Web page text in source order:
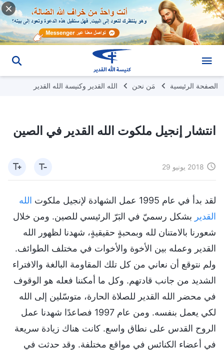
الصفحة الرئيسية مَن نحن الله القدير وكنيسة الله القدير
انتشار إنجيل ملكوت الله القدير في الصين
2018 يونيو 29
لقد بدأ في عام 1995 عمل الشهادة لإنجيل ملكوت
الله
القدير بشكل رسميّ في البَرّ الرئيسي للصين. ومن خلال
شعورنا بالامتنان لله وبمحبةٍ حقيقيةٍ، شهدنا لظهور الله
القدير وعمله بين الأخوة والأخوات في مختلف الطوائف.
ولم نتوقع أن نعاني من كل تلك المقاومة البالغة والافتراء
الشديد من جانب قادتهم. وكل ما أمكننا فعله هو الوقوف
في محضر الله القدير للصلاة الحارة، متوسّلين إلى الله
لكي يعمل بنفسه. ومن عام 1997 فصاعدًا شهدنا عمل
الروح القدس على نطاق واسع. كانت هناك زيادة سريعة
في أعضاء الكنائس في مواقع مختلفة. وقد حدثت في